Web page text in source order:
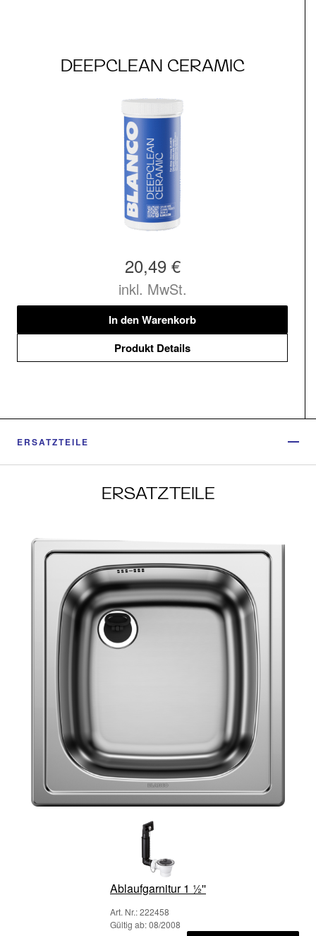
DEEPCLEAN CERAMIC
20,49 €
inkl. MwSt.
In den Warenkorb
Produkt Details
ERSATZTEILE
ERSATZTEILE
Ablaufgarnitur 1 ½''
Art. Nr.: 222458
Gültig ab: 08/2008